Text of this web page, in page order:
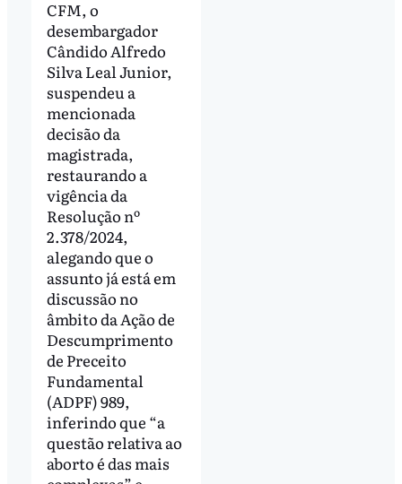
CFM, o
desembargador
Cândido Alfredo
Silva Leal Junior,
suspendeu a
mencionada
decisão da
magistrada,
restaurando a
vigência da
Resolução nº
2.378/2024,
alegando que o
assunto já está em
discussão no
âmbito da Ação de
Descumprimento
de Preceito
Fundamental
(ADPF) 989,
inferindo que “a
questão relativa ao
aborto é das mais